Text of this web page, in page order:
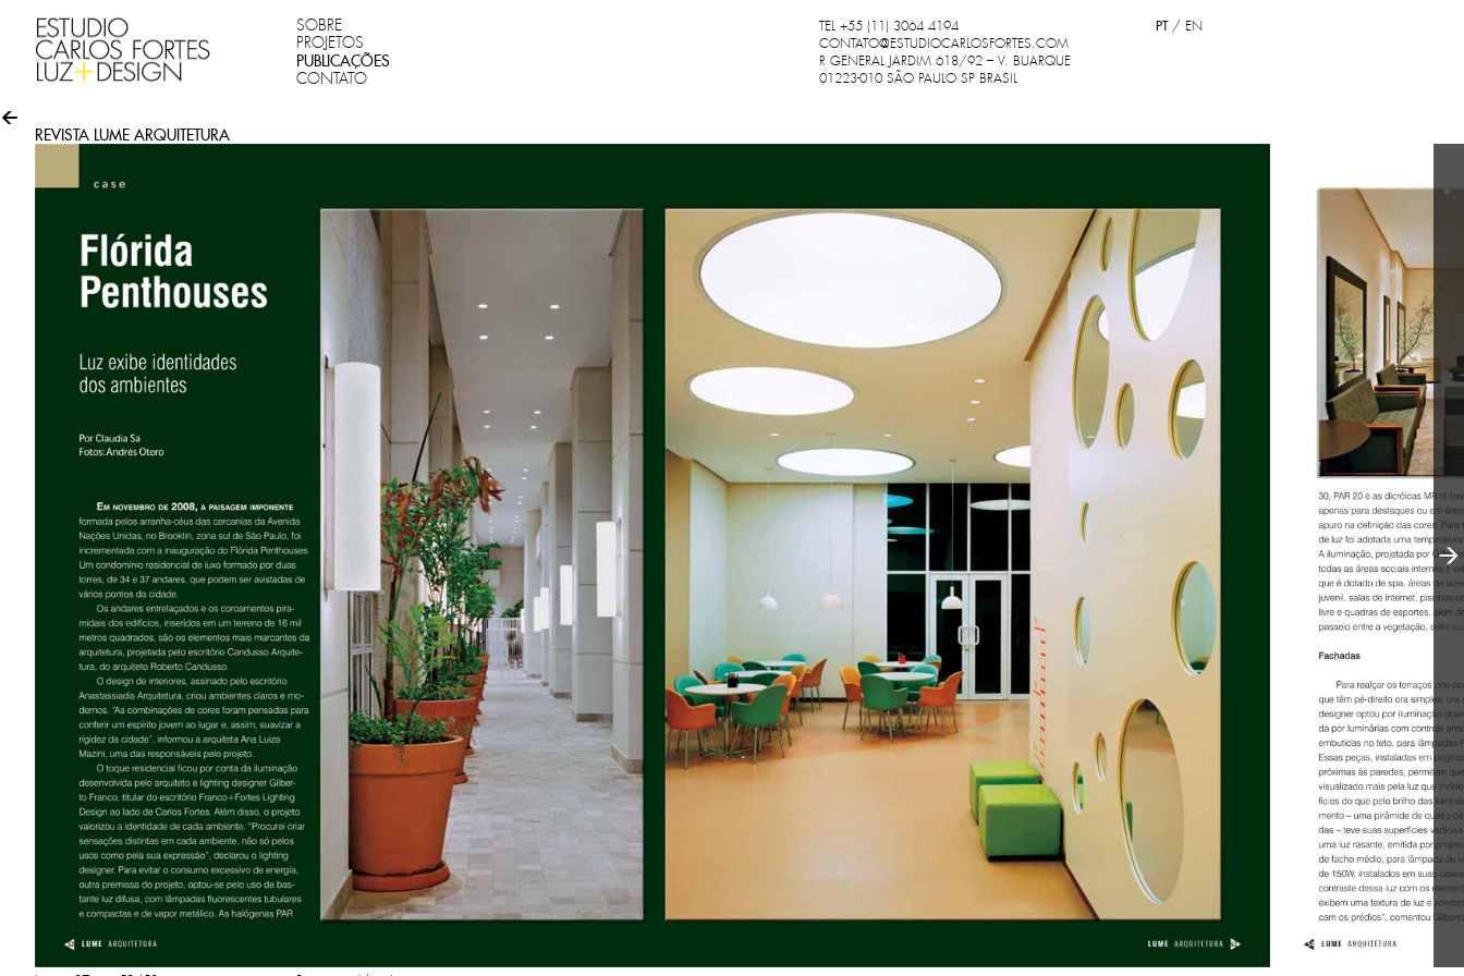
SOBRE
PROJETOS
PUBLICAÇÕES
CONTATO
TEL +55 (11) 3064 4194
CONTATO@ESTUDIOCARLOSFORTES.COM
R GENERAL JARDIM 618/92 – V. BUARQUE
01223-010 SÃO PAULO SP BRASIL
PT/ EN
REVISTA LUME ARQUITETURA